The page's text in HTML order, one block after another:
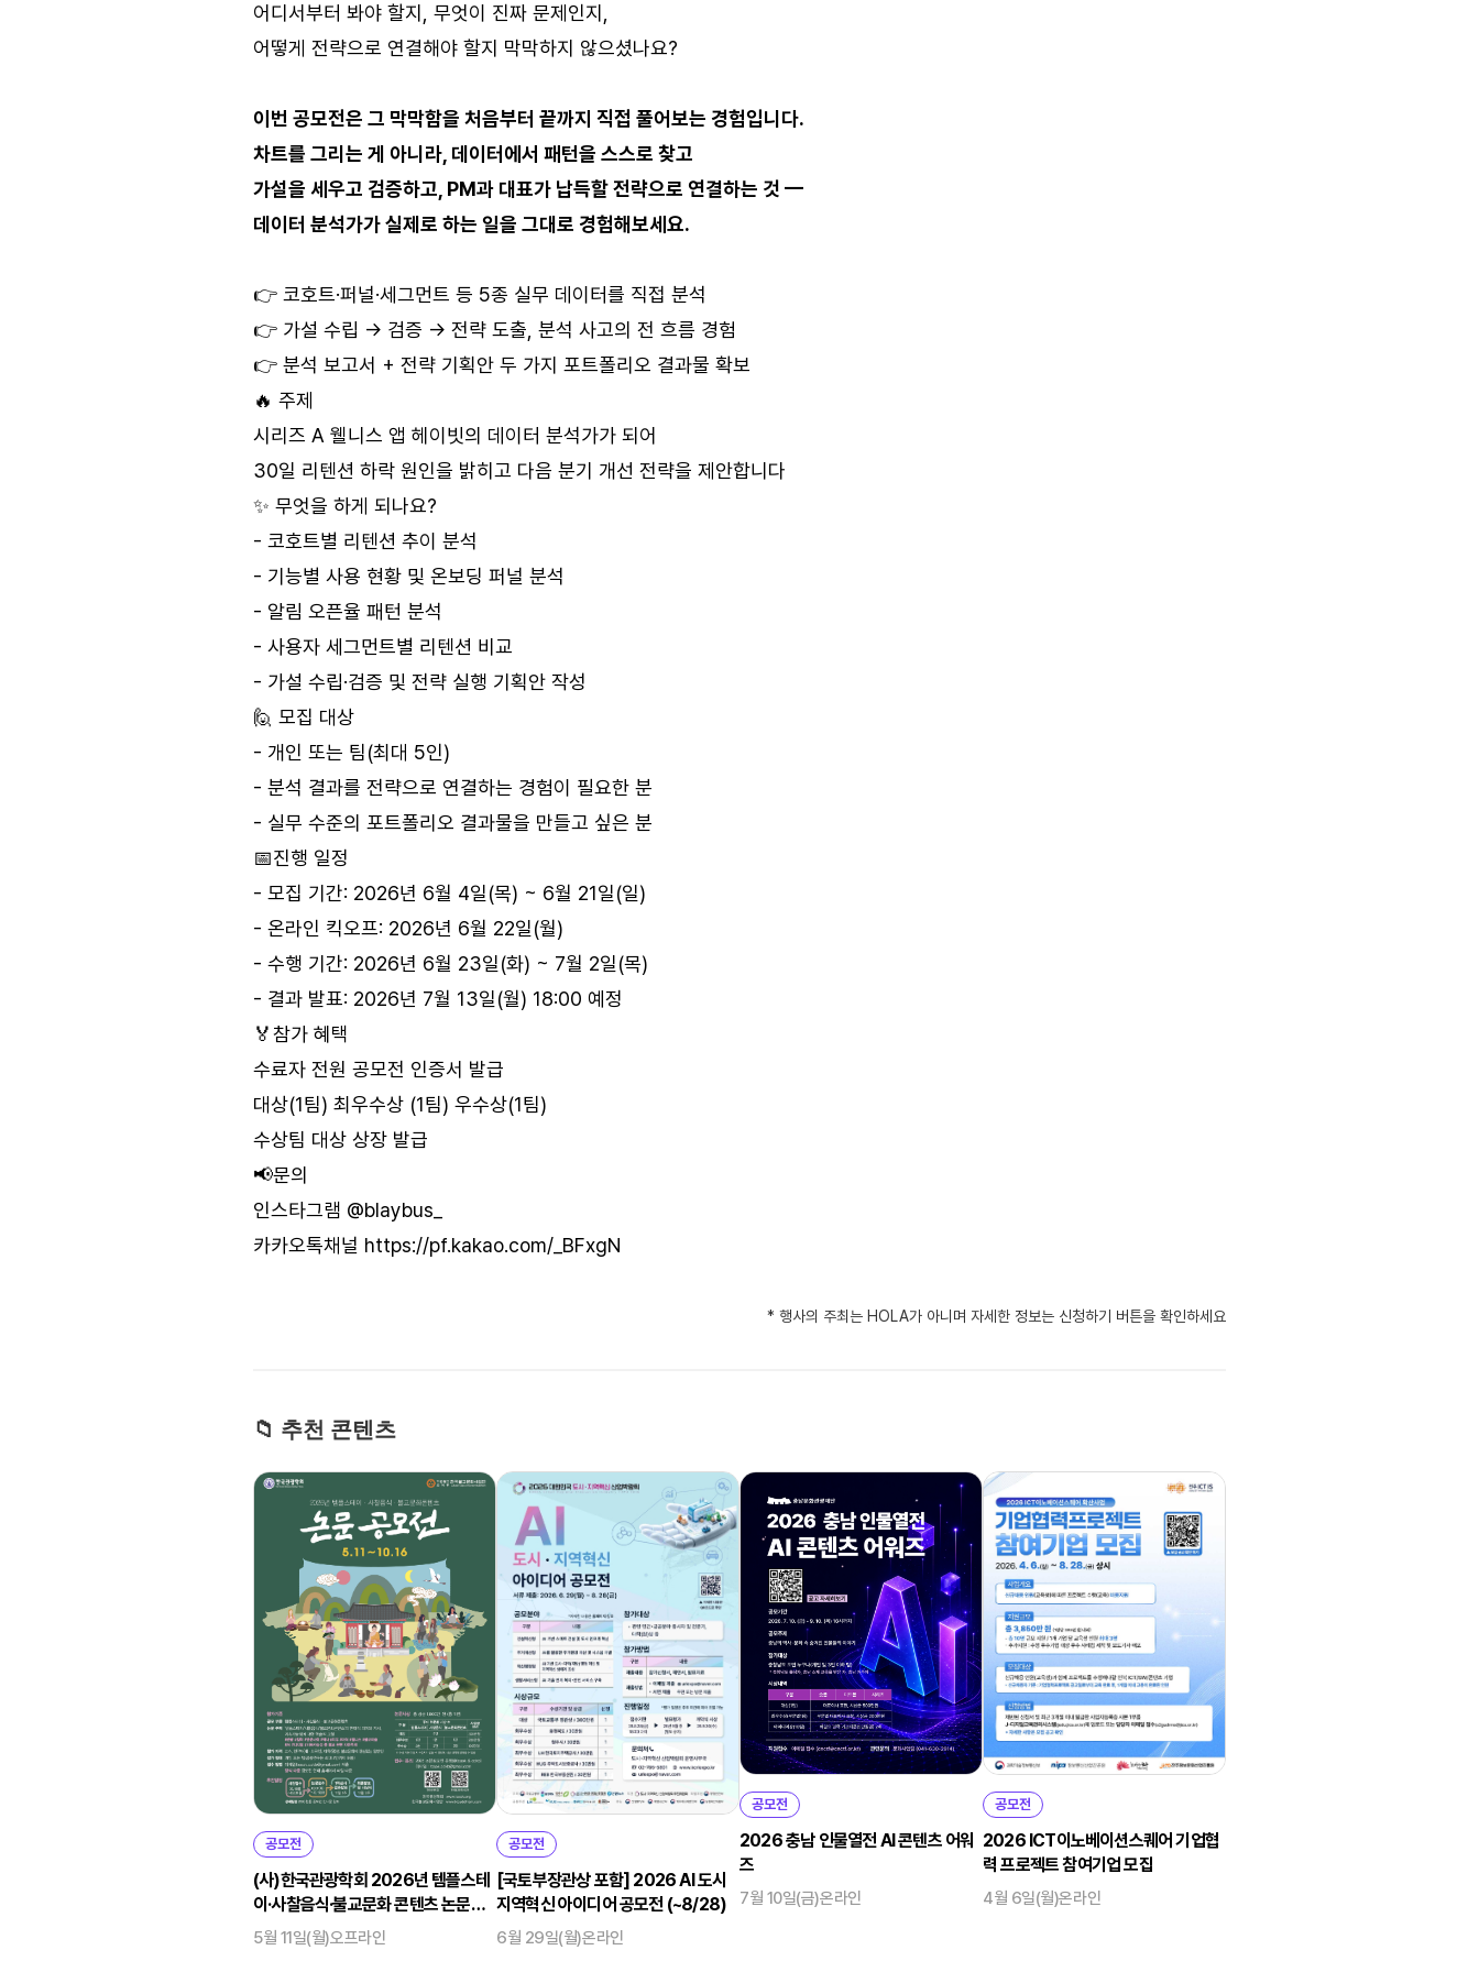
어디서부터 봐야 할지, 무엇이 진짜 문제인지,
어떻게 전략으로 연결해야 할지 막막하지 않으셨나요?
이번 공모전은 그 막막함을 처음부터 끝까지 직접 풀어보는 경험입니다.
차트를 그리는 게 아니라, 데이터에서 패턴을 스스로 찾고
가설을 세우고 검증하고, PM과 대표가 납득할 전략으로 연결하는 것 —
데이터 분석가가 실제로 하는 일을 그대로 경험해보세요.
👉 코호트·퍼널·세그먼트 등 5종 실무 데이터를 직접 분석
👉 가설 수립 → 검증 → 전략 도출, 분석 사고의 전 흐름 경험
👉 분석 보고서 + 전략 기획안 두 가지 포트폴리오 결과물 확보
🔥 주제
시리즈 A 웰니스 앱 헤이빗의 데이터 분석가가 되어
30일 리텐션 하락 원인을 밝히고 다음 분기 개선 전략을 제안합니다
✨ 무엇을 하게 되나요?
- 코호트별 리텐션 추이 분석
- 기능별 사용 현황 및 온보딩 퍼널 분석
- 알림 오픈율 패턴 분석
- 사용자 세그먼트별 리텐션 비교
- 가설 수립·검증 및 전략 실행 기획안 작성
🙋 모집 대상
- 개인 또는 팀(최대 5인)
- 분석 결과를 전략으로 연결하는 경험이 필요한 분
- 실무 수준의 포트폴리오 결과물을 만들고 싶은 분
📅진행 일정
- 모집 기간: 2026년 6월 4일(목) ~ 6월 21일(일)
- 온라인 킥오프: 2026년 6월 22일(월)
- 수행 기간: 2026년 6월 23일(화) ~ 7월 2일(목)
- 결과 발표: 2026년 7월 13일(월) 18:00 예정
🏅참가 혜택
수료자 전원 공모전 인증서 발급
대상(1팀) 최우수상 (1팀) 우수상(1팀)
수상팀 대상 상장 발급
📢문의
인스타그램 @blaybus_
카카오톡채널 https://pf.kakao.com/_BFxgN
* 행사의 주최는 HOLA가 아니며 자세한 정보는 신청하기 버튼을 확인하세요
📁 추천 콘텐츠
공모전
(사)한국관광학회 2026년 템플스테
이·사찰음식·불교문화 콘텐츠 논문공
모전
5월 11일(월)오프라인
공모전
[국토부장관상 포함] 2026 AI 도시
지역혁신 아이디어 공모전 (~8/28)
6월 29일(월)온라인
공모전
2026 충남 인물열전 AI 콘텐츠 어워
즈
7월 10일(금)온라인
공모전
2026 ICT이노베이션스퀘어 기업협
력 프로젝트 참여기업 모집
4월 6일(월)온라인